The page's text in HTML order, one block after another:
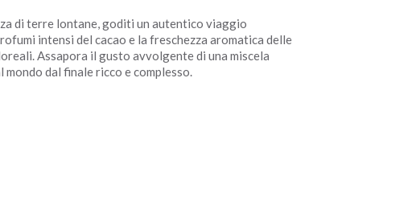
di terre lontane, goditi un autentico viaggio
intensi del cacao e la freschezza aromatica delle
Assapora il gusto avvolgente di una miscela
dal finale ricco e complesso.